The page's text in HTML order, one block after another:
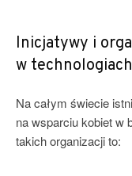
Inicjatywy i
w technologiach
Na całym świecie
na wsparciu kobiet w
takich organizacji to: